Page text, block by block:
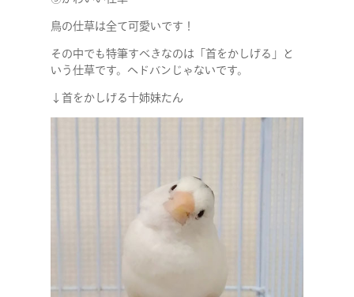
NEWS
CONTACT
鳥の仕草は全て可愛いです！
その中でも特筆すべきなのは「首をかしげる」と
いう仕草です。ヘドバンじゃないです。
↓首をかしげる十姉妹たん